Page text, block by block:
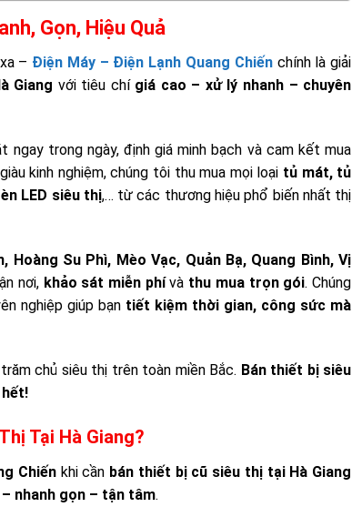
Gọn, Hiệu Quả
– Điện Máy – Điện Lạnh Quang Chiếnchính là giải
Giang với tiêu chí giá cao – xử lý nhanh – chuyên
trong ngày, định giá minh bạch và cam kết mua
kinh nghiệm, chúng tôi thu mua mọi loại tủ mát, tủ
LED siêu thị,… từ các thương hiệu phổ biến nhất thị
Hoàng Su Phì, Mèo Vạc, Quản Bạ, Quang Bình, Vị
nơi, khảo sát miễn phívà thu mua trọn gói. Chúng
nghiệp giúp bạn tiết kiệm thời gian, công sức mà
chủ siêu thị trên toàn miền Bắc. Bán thiết bị siêu
Tại Hà Giang?
Chiến khi cần bán thiết bị cũ siêu thị tại Hà Giang
nhanh gọn – tận tâm.